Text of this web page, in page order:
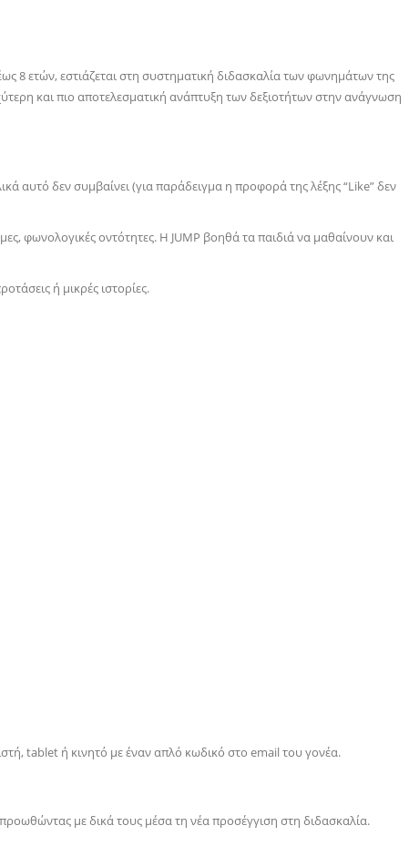
8 ετών, εστιάζεται στη συστηματική διδασκαλία των φωνημάτων της
και πιο αποτελεσματική ανάπτυξη των δεξιοτήτων στην ανάγνωση
αυτό δεν συμβαίνει (για παράδειγμα η προφορά της λέξης “Like” δεν
φωνολογικές οντότητες. Η JUMP βοηθά τα παιδιά να μαθαίνουν και
ή μικρές ιστορίες.
tablet ή κινητό με έναν απλό κωδικό στο emailτου γονέα.
με δικά τους μέσα τη νέα προσέγγιση στη διδασκαλία.